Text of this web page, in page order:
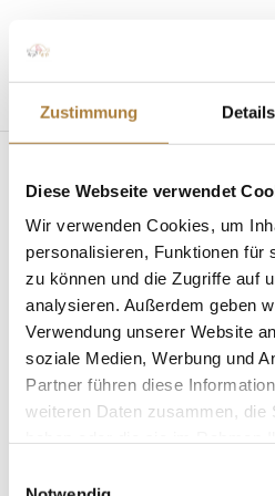
Zustimmung Details
Diese Webseite verwendet
Wir verwenden Cookies, um
personalisieren, Funktionen für
zu können und die Zugriffe auf
analysieren. Außerdem geben
Verwendung unserer Website
soziale Medien, Werbung und
Partner führen diese
weiteren Daten zusammen, die
Seite wählen
Stifterforum
vonInsa Strothmann|28.
Mannheim